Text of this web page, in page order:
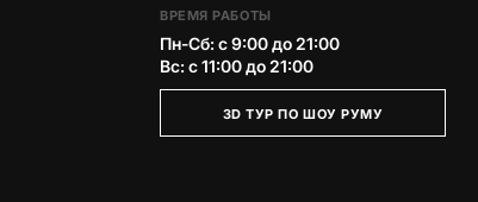
ВРЕМЯ РАБОТЫ
Пн-Сб: с 9:00 до 21:00
Вс: с 11:00 до 21:00
3D ТУР ПО ШОУ РУМУ